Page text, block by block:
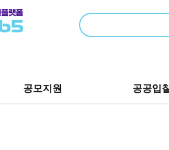
공모지원 공공입